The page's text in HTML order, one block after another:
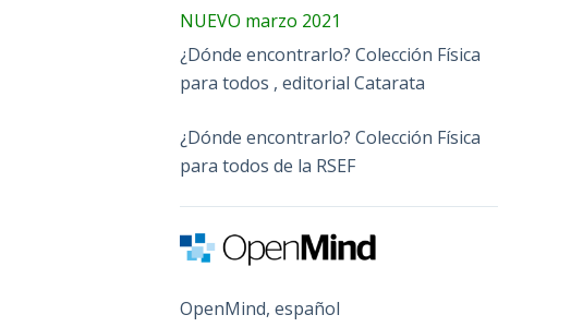
NUEVO marzo 2021
¿Dónde encontrarlo? Colección Física
para todos , editorial Catarata
¿Dónde encontrarlo? Colección Física
para todos de la RSEF
OpenMind, español